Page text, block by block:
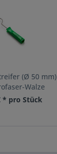
(Ø 50 mm)
Walze
* pro Stück